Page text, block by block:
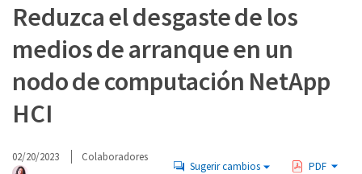
Reduzca el desgaste de los
medios de arranque en un
nodo de computación NetApp
HCI
02/20/2023 Colaboradores
Sugerir cambios PDF